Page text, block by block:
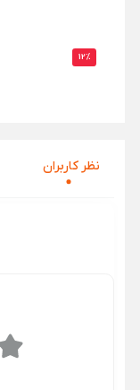
12%
نظر‌ کاربران